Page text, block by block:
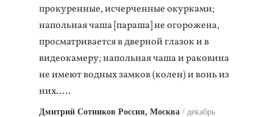
прокуренные, исчерченные окурками;
напольная чаша [параша] не огорожена,
просматривается в дверной глазок и в
видеокамеру; напольная чаша и раковина
не имеют водных замков (колен) и вонь из
них..…
Дмитрий Сотников Россия, Москва
декабрь